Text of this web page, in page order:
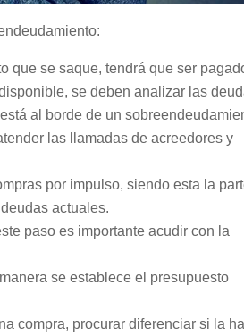
que se saque, tendrá que ser
se deben analizar las
al borde de un
las llamadas de acreedores y
por impulso, siendo esta la
actuales.
paso es importante acudir con la
se establece el presupuesto
compra, procurar diferenciar si la